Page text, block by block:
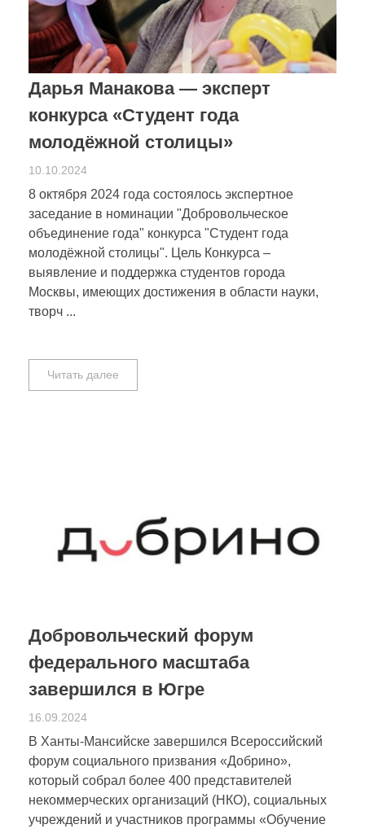
Дарья Манакова — эксперт
конкурса «Студент года
молодёжной столицы»
10.10.2024
8 октября 2024 года состоялось экспертное
заседание в номинации "Добровольческое
объединение года" конкурса "Студент года
молодёжной столицы". Цель Конкурса –
выявление и поддержка студентов города
Москвы, имеющих достижения в области науки,
творч ...
Читать далее
Добровольческий форум
федерального масштаба
завершился в Югре
16.09.2024
В Ханты-Мансийске завершился Всероссийский
форум социального призвания «Добрино»,
который собрал более 400 представителей
некоммерческих организаций (НКО), социальных
учреждений и участников программы «Обучение